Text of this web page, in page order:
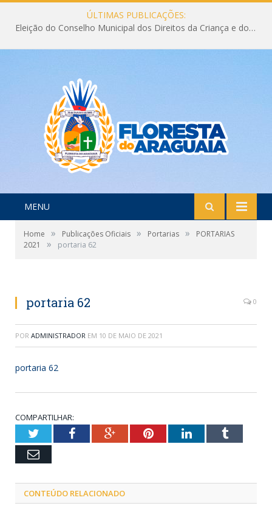
ÚLTIMAS PUBLICAÇÕES:
Eleição do Conselho Municipal dos Direitos da Criança e do Adolescente CMDCA 2026
MENU
Home » Publicações Oficiais » Portarias »
PORTARIAS
2021
» portaria 62
portaria 62 0
POR ADMINISTRADOR EM 10 DE MAIO DE 2021
portaria 62
COMPARTILHAR:
TwitterFacebookGoogle+PinterestLinkedInTumblr
Email
CONTEÚDO RELACIONADO